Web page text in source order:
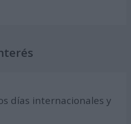
días internacionales y